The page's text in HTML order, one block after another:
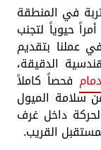
في المنطقة
حيوياً لتجنب
عملنا بتقديم
الدقيقة،
فحصاً كاملاً
سلامة الميول
داخل غرف
القريب.